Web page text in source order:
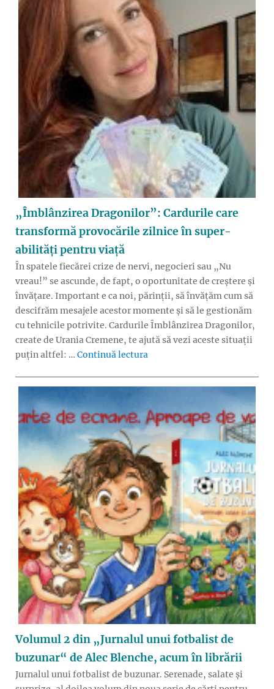
„Îmblânzirea Dragonilor”: Cardurile care
transformă provocările zilnice în super-
abilități pentru viață
În spatele fiecărei crize de nervi, negocieri sau „Nu
vreau!” se ascunde, de fapt, o oportunitate de creștere și
învățare. Important e ca noi, părinții, să învățăm cum să
descifrăm mesajele acestor momente și să le gestionăm
cu tehnicile potrivite. Cardurile Îmblânzirea Dragonilor,
create de Urania Cremene, te ajută să vezi aceste situații
puțin altfel: … Continuă lectura
Volumul 2 din „Jurnalul unui fotbalist de
buzunar“ de Alec Blenche, acum în librării
Jurnalul unui fotbalist de buzunar. Serenade, salate și